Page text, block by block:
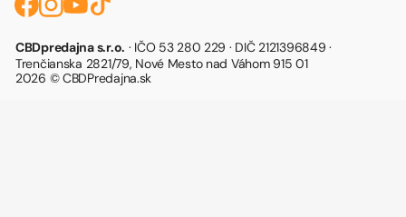
CBDpredajna s.r.o. · IČO 53 280 229 · DIČ 2121396849 ·
Trenčianska 2821/79, Nové Mesto nad Váhom 915 01
2026 © CBDPredajna.sk